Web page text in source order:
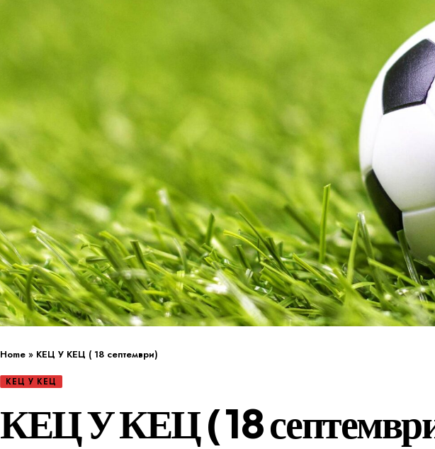
Home » КЕЦ У КЕЦ ( 18 септември)
КЕЦ У КЕЦ
КЕЦ У КЕЦ ( 18